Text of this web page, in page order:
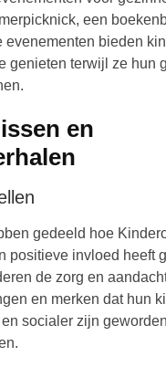
een
evenementen bieden
genieten terwijl ze hun
en
gedeeld hoe
positieve invloed heeft
de zorg en
en merken dat hun
socialer zijn